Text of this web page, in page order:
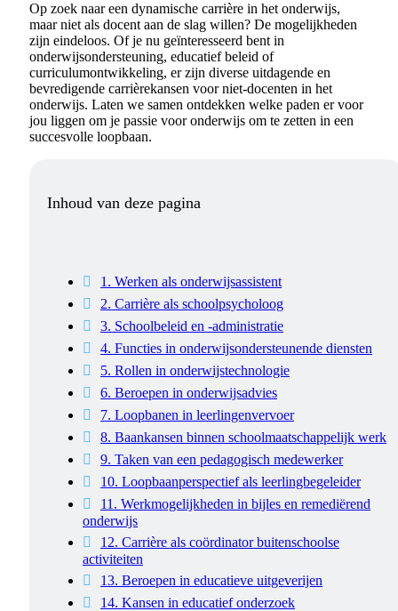
Op zoek naar een dynamische carrière in het onderwijs,
maar niet als docent aan de slag willen? De mogelijkheden
zijn eindeloos. Of je nu geïnteresseerd bent in
onderwijsondersteuning, educatief beleid of
curriculumontwikkeling, er zijn diverse uitdagende en
bevredigende carrièrekansen voor niet-docenten in het
onderwijs. Laten we samen ontdekken welke paden er voor
jou liggen om je passie voor onderwijs om te zetten in een
succesvolle loopbaan.
Inhoud van deze pagina
1. Werken als onderwijsassistent
2. Carrière als schoolpsycholoog
3. Schoolbeleid en -administratie
4. Functies in onderwijsondersteunende diensten
5. Rollen in onderwijstechnologie
6. Beroepen in onderwijsadvies
7. Loopbanen in leerlingenvervoer
8. Baankansen binnen schoolmaatschappelijk werk
9. Taken van een pedagogisch medewerker
10. Loopbaanperspectief als leerlingbegeleider
11. Werkmogelijkheden in bijles en remediërend
onderwijs
12. Carrière als coördinator buitenschoolse
activiteiten
13. Beroepen in educatieve uitgeverijen
14. Kansen in educatief onderzoek